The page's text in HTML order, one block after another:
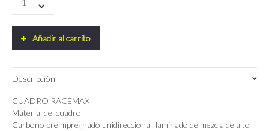
RACEMAX
quantity
Añadir al carrito
Descripción
CUADRO RACEMAX
Material del cuadro
Carbono preimpregnado unidireccional, laminado de mezcla de alto